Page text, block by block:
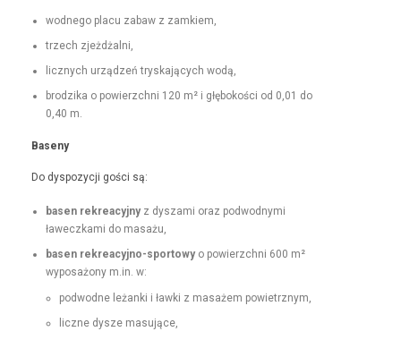
wod­nego placu zabaw z zamkiem,
trzech zjeżdżal­ni,
licznych urządzeń tryska­ją­cych wodą,
brodzi­ka o powierzch­ni 120 m² i głębokoś­ci od 0,01 do
0,40 m.
Base­ny
Do dys­pozy­cji goś­ci są:
basen rekrea­cyjnyz dysza­mi oraz pod­wod­ny­mi
ławeczka­mi do masażu,
basen rekrea­cyjno-sportowyo powierzch­ni 600 m²
wyposażony m.in. w:
pod­wodne leżan­ki i ław­ki z masażem powietrznym,
liczne dysze masujące,